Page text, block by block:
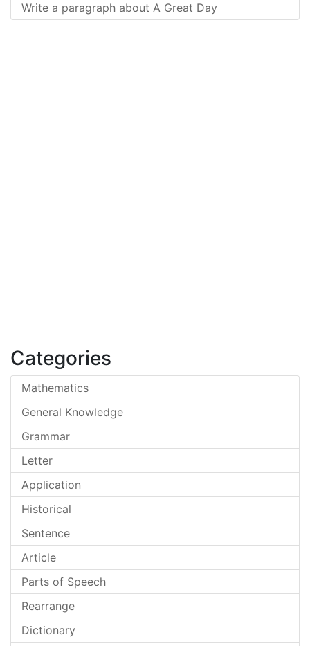
Write a paragraph about A Great Day
Categories
Mathematics
General Knowledge
Grammar
Letter
Application
Historical
Sentence
Article
Parts of Speech
Rearrange
Dictionary